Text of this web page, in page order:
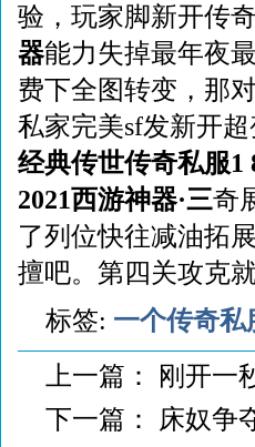
验，玩家脚新开传
器能力失掉最年夜
费下全图转变，那
私家完美sf发新开
经典传世传奇私服1
2021西游神器·三奇
了列位快往减油拓
擅吧。第四关攻克
标签: 一个传奇私
上一篇：
刚开一
下一篇：
床奴争